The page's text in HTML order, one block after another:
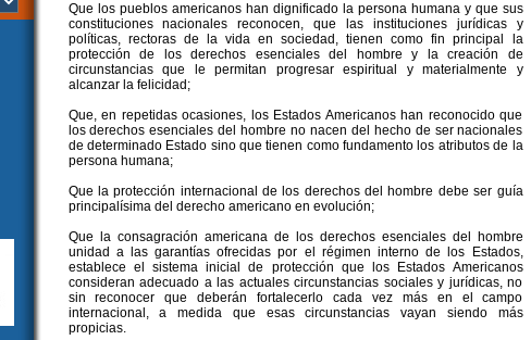
Que los pueblos americanos han dignificado la persona humana y que sus
constituciones nacionales reconocen, que las instituciones jurídicas y
políticas, rectoras de la vida en sociedad, tienen como fin principal la
protección de los derechos esenciales del hombre y la creación de
circunstancias que le permitan progresar espiritual y materialmente y
alcanzar la felicidad;
Que, en repetidas ocasiones, los Estados Americanos han reconocido que
los derechos esenciales del hombre no nacen del hecho de ser nacionales
de determinado Estado sino que tienen como fundamento los atributos de la
persona humana;
Que la protección internacional de los derechos del hombre debe ser guía
principalísima del derecho americano en evolución;
Que la consagración americana de los derechos esenciales del hombre
unidad a las garantías ofrecidas por el régimen interno de los Estados,
establece el sistema inicial de protección que los Estados Americanos
consideran adecuado a las actuales circunstancias sociales y jurídicas, no
sin reconocer que deberán fortalecerlo cada vez más en el campo
internacional, a medida que esas circunstancias vayan siendo más
propicias.